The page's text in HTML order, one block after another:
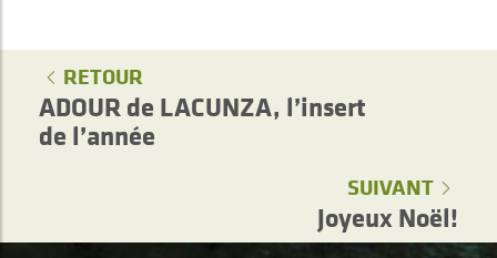
RETOUR
ADOUR de LACUNZA, l’insert
de l’année
Joyeux Noël!
SUIVANT